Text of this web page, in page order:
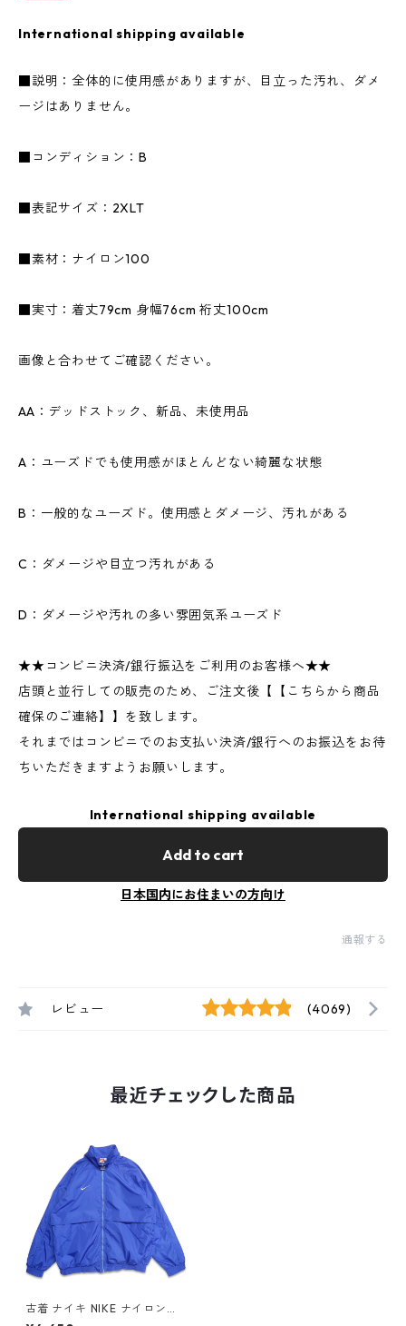
International shipping available
■説明：全体的に使用感がありますが、目立った汚れ、ダメ
ージはありません。
■コンディション：B
■表記サイズ：2XLT
■素材：ナイロン100
■実寸：着丈79cm 身幅76cm 裄丈100cm
画像と合わせてご確認ください。
AA：デッドストック、新品、未使用品
A：ユーズドでも使用感がほとんどない綺麗な状態
B：一般的なユーズド。使用感とダメージ、汚れがある
C：ダメージや目立つ汚れがある
D：ダメージや汚れの多い雰囲気系ユーズド
★★コンビニ決済/銀行振込をご利用のお客様へ★★
店頭と並行しての販売のため、ご注文後【【こちらから商品
確保のご連絡】】を致します。
それまではコンビニでのお支払い決済/銀行へのお振込をお待
ちいただきますようお願いします。
International shipping available
Add to cart
日本国内にお住まいの方向け
通報する
レビュー (4069)
最近チェックした商品
古着 ナイキ NIKE ナイロンジ
ャケット ジップアップジャケ